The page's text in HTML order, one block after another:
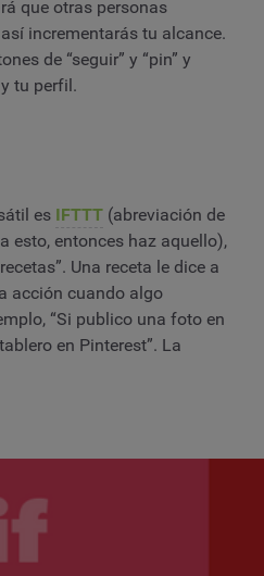
que otras personas
incrementarás tu alcance.
de “seguir” y “pin” y
tu perfil.
es IFTTT (abreviación de
esto, entonces haz aquello),
Una receta le dice a
acción cuando algo
“Si publico una foto en
en Pinterest”. La